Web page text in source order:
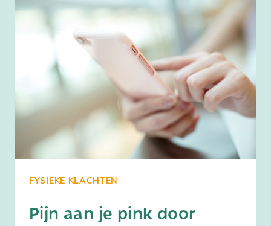
FYSIEKE KLACHTEN
Pijn aan je pink door